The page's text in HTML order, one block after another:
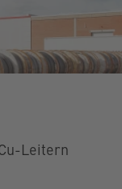
Leitern